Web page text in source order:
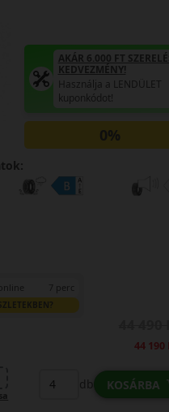
AKÁR 6.000 FT SZERELÉSI
KEDVEZMÉNY!
Használja a LENDÜLET
kuponkódot!
0%
7 perc
49 490 Ft/
KOSÁRBA